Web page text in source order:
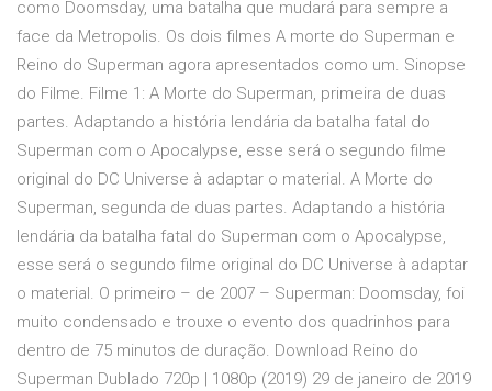
como Doomsday, uma batalha que mudará para sempre a
face da Metropolis. Os dois filmes A morte do Superman e
Reino do Superman agora apresentados como um. Sinopse
do Filme. Filme 1: A Morte do Superman, primeira de duas
partes. Adaptando a história lendária da batalha fatal do
Superman com o Apocalypse, esse será o segundo filme
original do DC Universe à adaptar o material. A Morte do
Superman, segunda de duas partes. Adaptando a história
lendária da batalha fatal do Superman com o Apocalypse,
esse será o segundo filme original do DC Universe à adaptar
o material. O primeiro – de 2007 – Superman: Doomsday, foi
muito condensado e trouxe o evento dos quadrinhos para
dentro de 75 minutos de duração. Download Reino do
Superman Dublado 720p | 1080p (2019) 29 de janeiro de 2019